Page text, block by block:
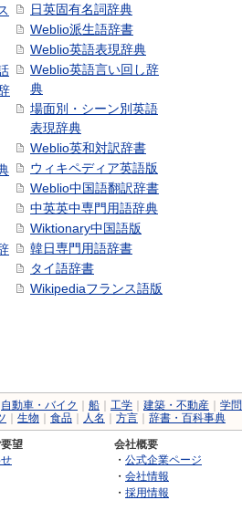
日英固有名詞辞典
Weblio派生語辞書
Weblio英語表現辞典
Weblio英語言い回し辞
典
場面別・シーン別英語
表現辞典
Weblio英和対訳辞書
ウィキペディア英語版
Weblio中国語翻訳辞書
中英英中専門用語辞典
Wiktionary中国語版
韓日専門用語辞書
タイ語辞書
Wikipediaフランス語版
自動車・バイク 船 工学 建築・不動産
学問
生物 食品 人名 方言 辞書・百科事典
望
会社概要
・ 公式企業ページ
・ 会社情報
・ 採用情報